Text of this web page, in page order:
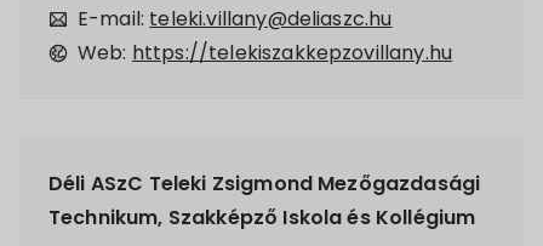
E-mail: teleki.villany@deliaszc.hu
Web: https://telekiszakkepzovillany.hu
Déli ASzC Teleki Zsigmond Mezőgazdasági
Technikum, Szakképző Iskola és Kollégium